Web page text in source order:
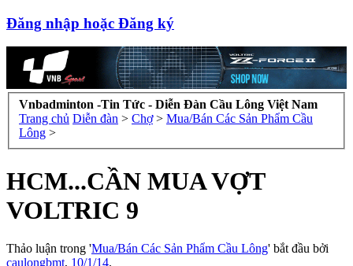
Đăng nhập hoặc Đăng ký
Vnbadminton -Tin Tức - Diễn Đàn Cầu Lông Việt Nam
Trang chủ Diễn đàn > Chợ > Mua/Bán Các Sản Phẩm Cầu
Lông >
HCM...CẦN MUA VỢT
VOLTRIC 9
Thảo luận trong 'Mua/Bán Các Sản Phẩm Cầu Lông' bắt đầu bởi
caulongbmt, 10/1/14.